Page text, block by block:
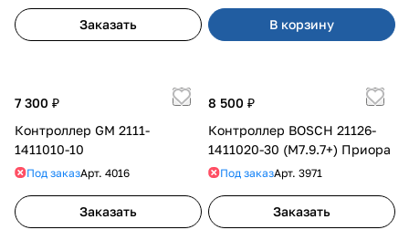
Заказать В корзину
7 300 ₽
Контроллер GM 2111-
1411010-10
Под заказАрт. 4016
Заказать
8 500 ₽
Контроллер BOSCH 21126-
1411020-30 (M7.9.7+) Приора
Под заказАрт. 3971
Заказать